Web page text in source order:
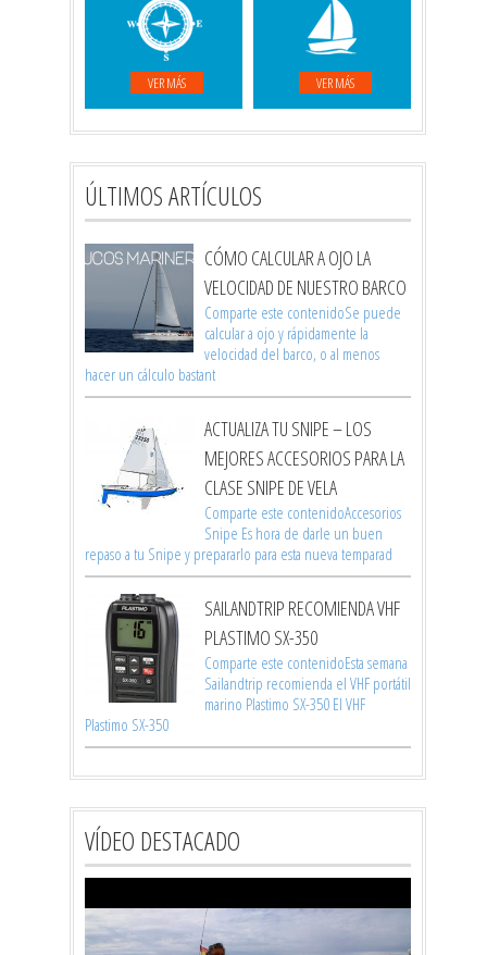
VER MÁS VER MÁS
ÚLTIMOS ARTÍCULOS
CÓMO CALCULAR A OJO LA
VELOCIDAD DE NUESTRO BARCO
Comparte este contenidoSe puede
calcular a ojo y rápidamente la
velocidad del barco, o al menos
hacer un cálculo bastant
ACTUALIZA TU SNIPE – LOS
MEJORES ACCESORIOS PARA LA
CLASE SNIPE DE VELA
Comparte este contenidoAccesorios
Snipe Es hora de darle un buen
repaso a tu Snipe y prepararlo para esta nueva temparad
SAILANDTRIP RECOMIENDA VHF
PLASTIMO SX-350
Comparte este contenidoEsta semana
Sailandtrip recomienda el VHF portátil
marino Plastimo SX-350 El VHF
Plastimo SX-350
VÍDEO DESTACADO